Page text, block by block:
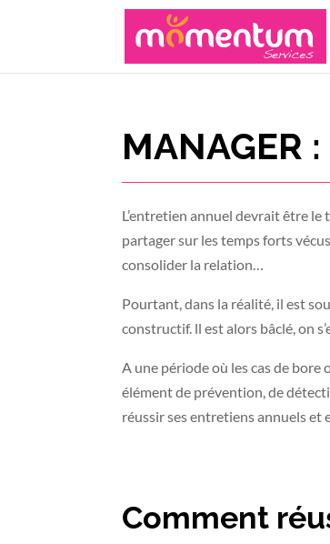
MANAGER
L’entretien annuel devrait être le
partager sur les temps forts
consolider la relation…
Pourtant, dans la réalité, il est
constructif. ll est alors bâclé, on
A une période où les cas de
élément de prévention, de
réussir ses entretiens annuels et
Comment